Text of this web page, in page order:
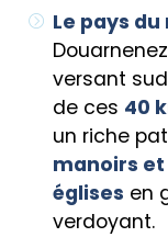
Le pays
versant
de ces 40
un riche
manoirs
églises en
verdoyant.